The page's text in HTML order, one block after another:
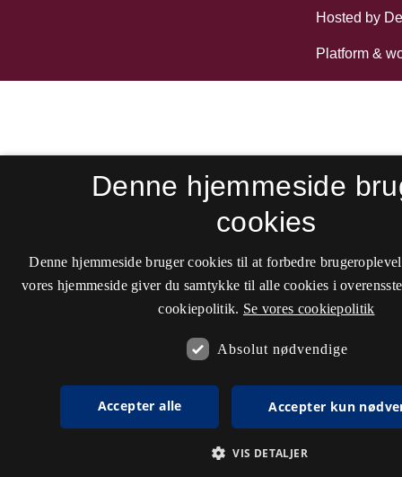
Denne hjemmeside
cookies
Denne hjemmeside bruger cookies til at forbedre
vores hjemmeside giver du samtykke til alle cookies i
cookiepolitik. Se vores cookiepolitik
Absolut nødvendige
Accepter alle Accepter kun
VIS DETALJER